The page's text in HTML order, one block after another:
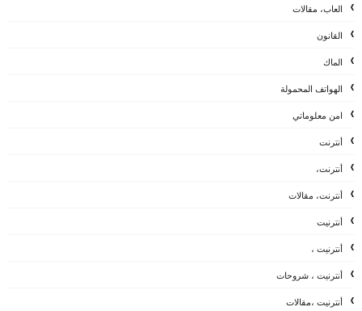
العاب، مقالات
القانون
الماك
الهواتف المحمولة
امن معلوماتي
أنترنت
أنترنت،
أنترنت، مقالات
أنترنيت
أنترنيت ،
أنترنيت ، شروحات
أنترنيت ،مقالات